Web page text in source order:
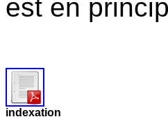
est en
indexation